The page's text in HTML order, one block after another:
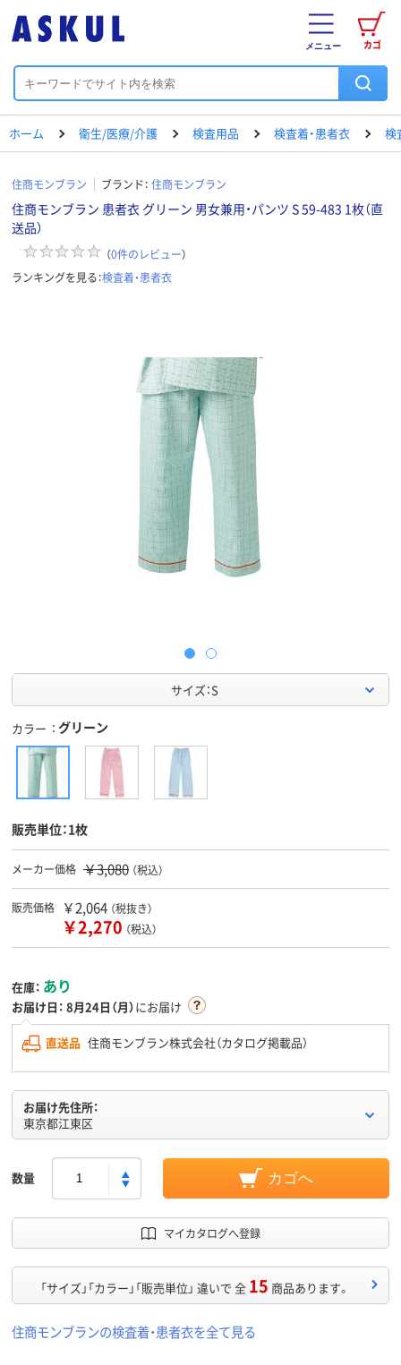
カゴ
メニュー
ホーム 衛生/医療/介護 検査用品 検査着・患者衣 検
住商モンブラン ブランド： 住商モンブラン
住商モンブラン 患者衣 グリーン 男女兼用・パンツ S 59-483 1枚（直
送品）
（0件のレビュー）
ランキングを見る：検査着・患者衣
サイズ：S
カラー グリーン
販売単位：1枚
メーカー価格 ￥3,080 （税込）
販売価格 ￥2,064 （税抜き）
￥2,270 （税込）
在庫： あり
お届け日： 8月24日（月）にお届け
直送品 住商モンブラン株式会社（カタログ掲載品）
お届け先住所：
東京都江東区
数量 カゴへ
マイカタログへ登録
「サイズ」「カラー」「販売単位」 違いで 全 15 商品あります。
住商モンブランの検査着・患者衣を全て見る